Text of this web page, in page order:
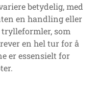
betydelig, med
en handling eller
som
en hel tur for å
er essensielt for